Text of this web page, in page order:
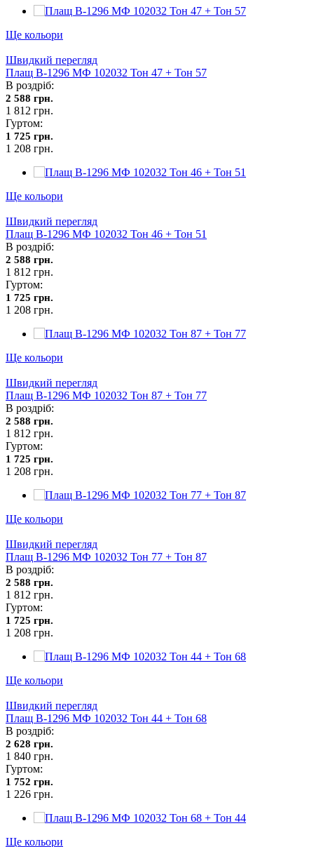
Ще кольори
Швидкий перегляд
Плащ В-1296 МФ 102032 Тон 47 + Тон 57
В роздріб:
2 588 грн.
1 812 грн.
Гуртом:
1 725 грн.
1 208 грн.
Ще кольори
Швидкий перегляд
Плащ В-1296 МФ 102032 Тон 46 + Тон 51
В роздріб:
2 588 грн.
1 812 грн.
Гуртом:
1 725 грн.
1 208 грн.
Ще кольори
Швидкий перегляд
Плащ В-1296 МФ 102032 Тон 87 + Тон 77
В роздріб:
2 588 грн.
1 812 грн.
Гуртом:
1 725 грн.
1 208 грн.
Ще кольори
Швидкий перегляд
Плащ В-1296 МФ 102032 Тон 77 + Тон 87
В роздріб:
2 588 грн.
1 812 грн.
Гуртом:
1 725 грн.
1 208 грн.
Ще кольори
Швидкий перегляд
Плащ В-1296 МФ 102032 Тон 44 + Тон 68
В роздріб:
2 628 грн.
1 840 грн.
Гуртом:
1 752 грн.
1 226 грн.
Ще кольори